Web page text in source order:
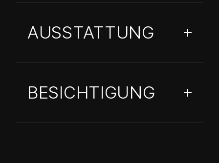
AUSSTATTUNG
BESICHTIGUNG